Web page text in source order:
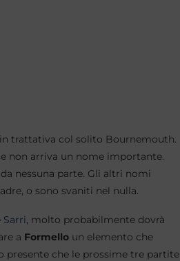
trattativa col solito Bournemouth.
non arriva un nome importante.
nessuna parte. Gli altri nomi
o sono svaniti nel nulla.
Sarri, molto probabilmente dovrà
a Formello un elemento che
presente che le prossime tre partite